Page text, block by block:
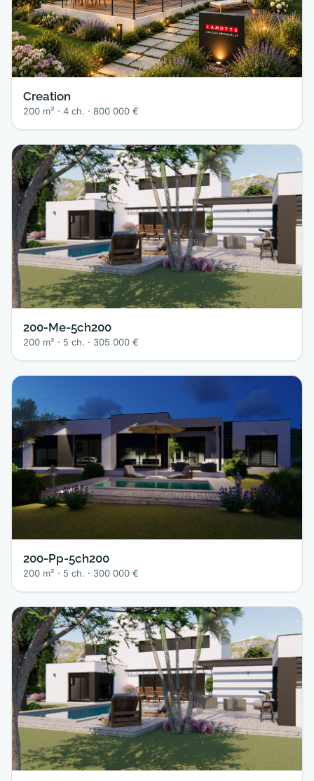
Creation
200 m² · 4 ch. · 800 000 €
200-Me-5ch200
200 m² · 5 ch. · 305 000 €
200-Pp-5ch200
200 m² · 5 ch. · 300 000 €